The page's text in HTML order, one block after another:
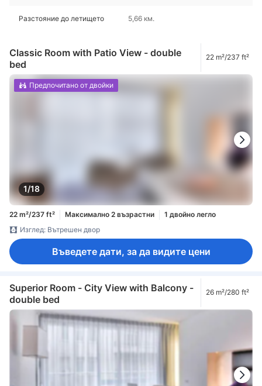
Разстояние до летището 5,66 км.
Classic Room with Patio View - double
bed
22 m²/237 ft²
1/18
Предпочитано от двойки
22 m²/237 ft² Максимално 2 възрастни
1 двойно легло
Изглед: Вътрешен двор
Въведете дати, за да видите цени
Superior Room - City View with Balcony -
double bed
26 m²/280 ft²